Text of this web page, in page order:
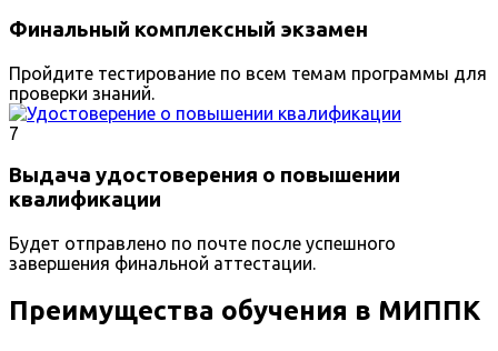
Финальный комплексный экзамен
Пройдите тестирование по всем темам программы для
проверки знаний.
7
Выдача удостоверения о повышении
квалификации
Будет отправлено по почте после успешного
завершения финальной аттестации.
Преимущества обучения в МИППК